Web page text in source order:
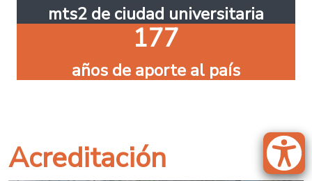
mts2 de ciudad universitaria
177
años de aporte al país
Acreditación